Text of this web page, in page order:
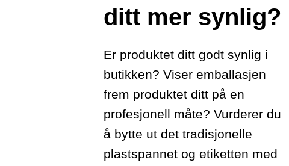
ditt mer synlig?
Er produktet ditt godt synlig i
butikken? Viser emballasjen
frem produktet ditt på en
profesjonell måte? Vurderer du
å bytte ut det tradisjonelle
plastspannet og etiketten med